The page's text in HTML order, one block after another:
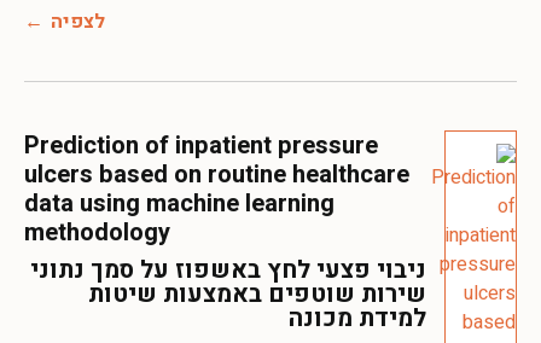
לצפיה
Prediction of inpatient pressure
ulcers based on routine healthcare
data using machine learning
methodology
ניבוי פצעי לחץ באשפוז על סמך נתוני
שירות שוטפים באמצעות שיטות
למידת מכונה